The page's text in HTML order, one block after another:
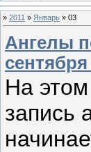
» 2011 » Январь » 03
Ангелы
сентября
На
запись